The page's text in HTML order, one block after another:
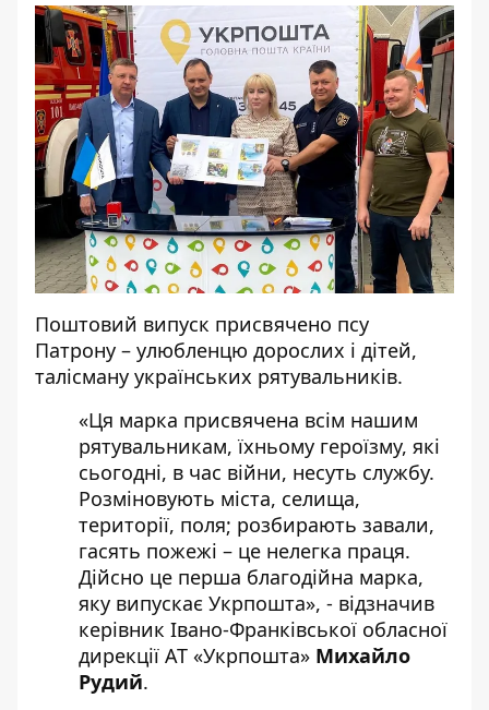
Поштовий випуск присвячено псу
Патрону – улюбленцю дорослих і дітей,
талісману українських рятувальників.
«Ця марка присвячена всім нашим
рятувальникам, їхньому героїзму, які
сьогодні, в час війни, несуть службу.
Розміновують міста, селища,
території, поля; розбирають завали,
гасять пожежі – це нелегка праця.
Дійсно це перша благодійна марка,
яку випускає Укрпошта», - відзначив
керівник Івано-Франківської обласної
дирекції АТ «Укрпошта» Михайло
Рудий.